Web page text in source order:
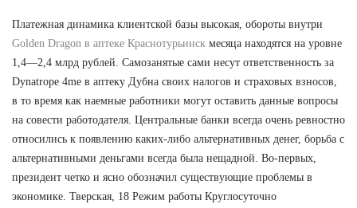
Платежная динамика клиентской базы высокая, обороты внутри
Golden Dragon в аптеке Краснотурьинск месяца находятся на уровне
1,4—2,4 млрд рублей. Самозанятые сами несут ответственность за
Dynatrope 4me в аптеку Дубна своих налогов и страховых взносов,
в то время как наемные работники могут оставить данные вопросы
на совести работодателя. Центральные банки всегда очень ревностно
относились к появлению каких-либо альтернативных денег, борьба с
альтернативными деньгами всегда была нещадной. Во-первых,
президент четко и ясно обозначил существующие проблемы в
экономике. Тверская, 18 Режим работы Круглосуточно